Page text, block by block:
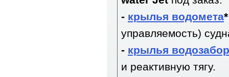
- крылья водомета
управляемость)
- крылья
и реактивную тягу.